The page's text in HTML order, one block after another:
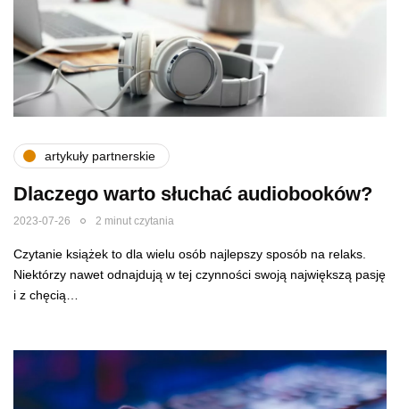
artykuły partnerskie
Dlaczego warto słuchać audiobooków?
2023-07-26 2 minut czytania
Czytanie książek to dla wielu osób najlepszy sposób na relaks.
Niektórzy nawet odnajdują w tej czynności swoją największą pasję
i z chęcią…